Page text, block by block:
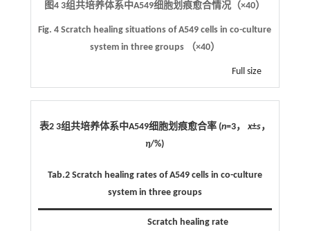
图4 3组共培养体系中A549细胞划痕愈合情况（×40）
Fig. 4Scratch healing situations of A549 cells in co-culture
system in three groups （×40）
Full size
表2 3组共培养体系中A549细胞划痕愈合率 (n=3， x±s，
η/%)
Tab.2 Scratch healing rates of A549 cells in co-culture
system in three groups
Scratch healing rate